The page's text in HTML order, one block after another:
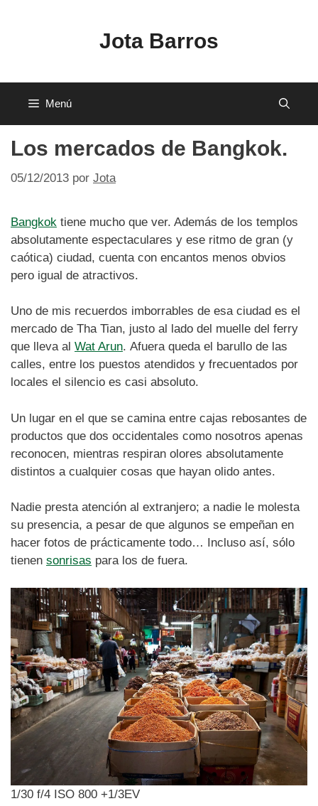
Jota Barros
Menú
Los mercados de Bangkok.
05/12/2013 por Jota
Bangkok tiene mucho que ver. Además de los templos
absolutamente espectaculares y ese ritmo de gran (y
caótica) ciudad, cuenta con encantos menos obvios
pero igual de atractivos.
Uno de mis recuerdos imborrables de esa ciudad es el
mercado de Tha Tian, justo al lado del muelle del ferry
que lleva al Wat Arun. Afuera queda el barullo de las
calles, entre los puestos atendidos y frecuentados por
locales el silencio es casi absoluto.
Un lugar en el que se camina entre cajas rebosantes de
productos que dos occidentales como nosotros apenas
reconocen, mientras respiran olores absolutamente
distintos a cualquier cosas que hayan olido antes.
Nadie presta atención al extranjero; a nadie le molesta
su presencia, a pesar de que algunos se empeñan en
hacer fotos de prácticamente todo… Incluso así, sólo
tienen sonrisas para los de fuera.
1/30 f/4 ISO 800 +1/3EV